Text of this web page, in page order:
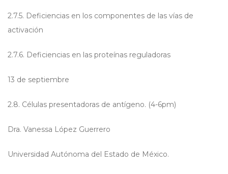
2.7.5. Deficiencias en los componentes de las vías de
activación
2.7.6. Deficiencias en las proteínas reguladoras
13 de septiembre
2.8. Células presentadoras de antígeno. (4-6pm)
Dra. Vanessa López Guerrero
Universidad Autónoma del Estado de México.